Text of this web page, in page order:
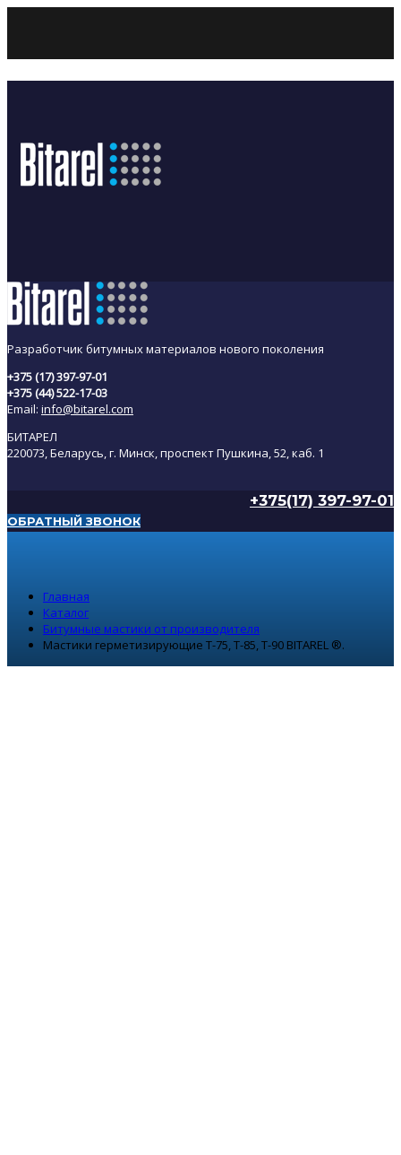
Разработчик битумных материалов нового поколения
+375 (17) 397-97-01
+375 (44) 522-17-03
Email: info@bitarel.com
БИТАРЕЛ
220073, Беларусь, г. Минск, проспект Пушкина, 52, каб. 1
+375(17) 397-97-01
ОБРАТНЫЙ ЗВОНОК
Главная
Каталог
Битумные мастики от производителя
Мастики герметизирующие Т-75, Т-85, Т-90 BITAREL ®.